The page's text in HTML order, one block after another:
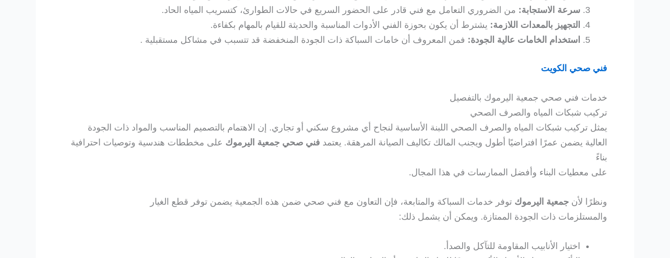
سرعة الاستجابة: من الضروري التعامل مع فني قادر على الحضور السريع في حالات الطوارئ، كتسريب المياه الحاد.
التجهيز بالمعدات اللازمة: يشترط أن يكون بحوزة الفني الأدوات المناسبة والحديثة للقيام بالمهام بكفاءة.
استخدام الخامات عالية الجودة: فمن المعروف أن خامات السباكة ذات الجودة المنخفضة قد تتسبب في مشاكل مستقبلية .
فني صحي الكويت
خدمات فني صحي جمعية اليرموك بالتفصيل
تركيب شبكات المياه والصرف الصحي
يمثل تركيب شبكات المياه والصرف الصحي اللبنة الأساسية لنجاح أي مشروع سكني أو تجاري. إن الاهتمام بالتصميم المناسب والمواد ذات الجودة
العالية يضمن عمرًا افتراضيًا أطول ويجنب المالك تكاليف الصيانة المرهقة. يعتمد فني صحي جمعية اليرموك على مخططات هندسية وتوصيات احترافية
بناءً
على معطيات البناء وأفضل الممارسات في هذا المجال.
ونظرًا لأن جمعية اليرموك توفر خدمات السباكة والمتابعة، فإن التعاون مع فني صحي ضمن هذه الجمعية يضمن توفر قطع الغيار
والمستلزمات ذات الجودة الممتازة. ويمكن أن يشمل ذلك:
اختيار الأنابيب المقاومة للتآكل والصدأ.